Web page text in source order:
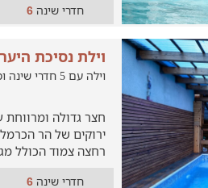
חדרי שינה6
וילת נסיכת
וילה עם 5 חדרי שינה ומעלה בצפון, דלית אל כרמל
חצר גדולה
רחצה צמוד הכולל
חדרי שינה6